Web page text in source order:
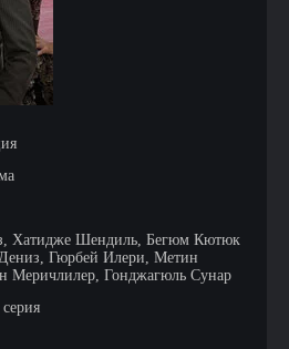
Хатидже Шендиль, Бегюм Кютюк
Гюрбей Илери, Метин
Меричлилер, Гонджагюль Сунар